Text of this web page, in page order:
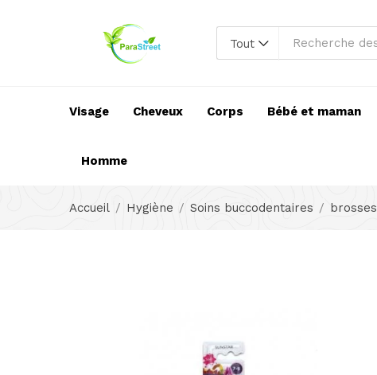
Tout
Visage Cheveux Corps Bébé et maman
Homme
Accueil Hygiène Soins buccodentaires